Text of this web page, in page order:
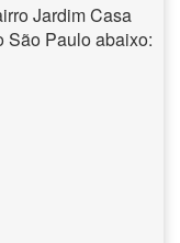
Jardim Casa
São Paulo abaixo: